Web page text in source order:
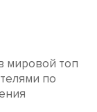
мировой топ
по